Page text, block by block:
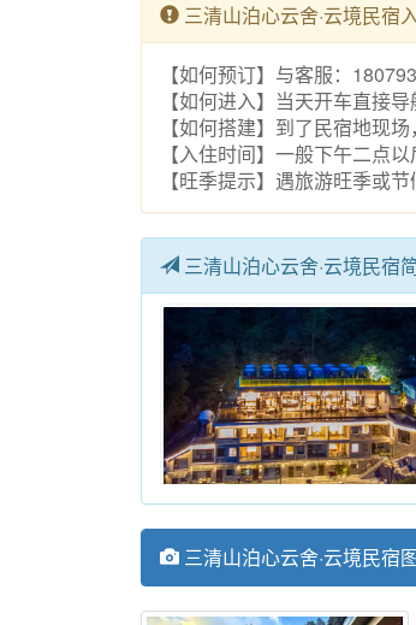
三清山泊心云舍·云境民宿
【如何预订】与客服：
【如何进入】当天开车直接
【如何搭建】到了民宿地现
【入住时间】一般下午二点
【旺季提示】遇旅游旺季或
三清山泊心云舍·云境民宿
三清山泊心云舍·云境民宿